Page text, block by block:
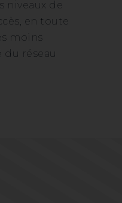
niveaux de
en toute
moins
réseau